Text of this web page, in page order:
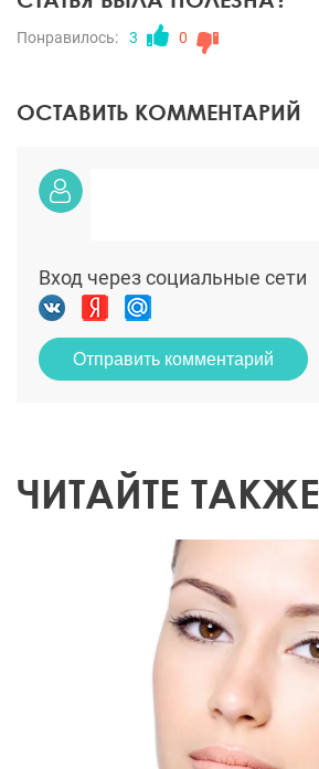
Понравилось: 3 0
ОСТАВИТЬ КОММЕНТАРИЙ
Вход через социальные сети
Отправить комментарий
ЧИТАЙТЕ ТАКЖЕ